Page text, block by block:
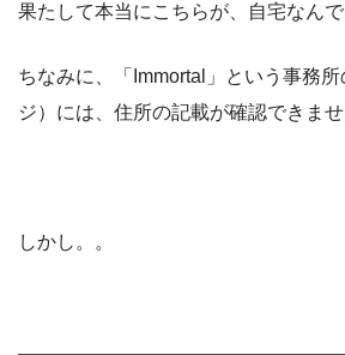
果たして本当にこちらが、自宅なん
ちなみに、「Immortal」という事務
ジ）には、住所の記載が確認できま
しかし。。